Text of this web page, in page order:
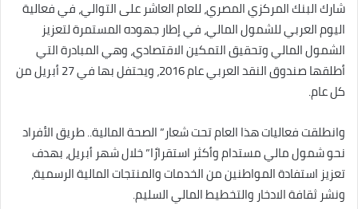
شارك البنك المركزي المصري، للعام العاشر على التوالي، في فعالية
اليوم العربي للشمول المالي، في إطار جهوده المستمرة لتعزيز
الشمول المالي وتحقيق التمكين الاقتصادي، وهي المبادرة التي
أطلقها صندوق النقد العربي عام 2016، ويحتفل بها في 27 أبريل من
كل عام.
وانطلقت فعاليات هذا العام تحت شعار” الصحة المالية.. طريق الأفراد
نحو شمول مالي مستدام وأكثر استقرارًا” خلال شهر أبريل، بهدف
تعزيز استفادة المواطنين من الخدمات والمنتجات المالية الرسمية،
ونشر ثقافة الادخار والتخطيط المالي السليم.